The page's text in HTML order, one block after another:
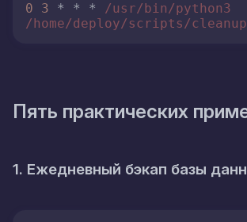
0 3 * * * /usr/bin/python3
/home/deploy/scripts/
Пять практических
1. Ежедневный бэкап базы